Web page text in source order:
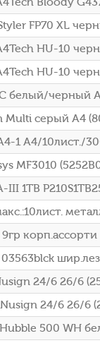
FP70 XL
HU-10
HU-10
белый/черный
серый A4
1 A4/
MF3010
1TB
24/6 26/6
24/6 26/6
500 WH